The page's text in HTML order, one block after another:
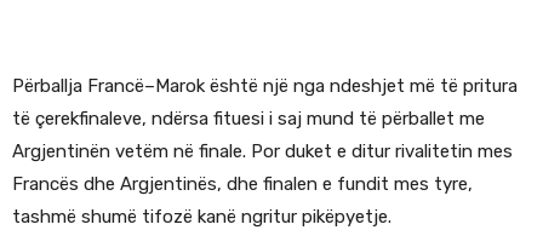
Përballja Francë–Marok është një nga ndeshjet më të pritura
të çerekfinaleve, ndërsa fituesi i saj mund të përballet me
Argjentinën vetëm në finale. Por duket e ditur rivalitetin mes
Francës dhe Argjentinës, dhe finalen e fundit mes tyre,
tashmë shumë tifozë kanë ngritur pikëpyetje.